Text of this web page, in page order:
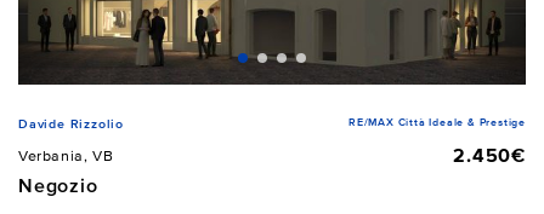
Davide Rizzolio RE/MAX Città Ideale & Prestige
Verbania, VB
2.450€
Negozio